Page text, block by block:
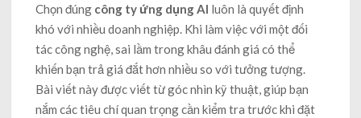
Chọn đúng công ty ứng dụng AI luôn là quyết định
khó với nhiều doanh nghiệp. Khi làm việc với một đối
tác công nghệ, sai lầm trong khâu đánh giá có thể
khiến bạn trả giá đắt hơn nhiều so với tưởng tượng.
Bài viết này được viết từ góc nhìn kỹ thuật, giúp bạn
nắm các tiêu chí quan trọng cần kiểm tra trước khi đặt